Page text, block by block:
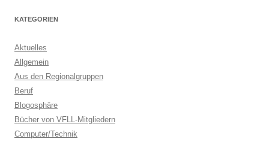
KATEGORIEN
Aktuelles
Allgemein
Aus den Regionalgruppen
Beruf
Blogosphäre
Bücher von VFLL-Mitgliedern
Computer/Technik